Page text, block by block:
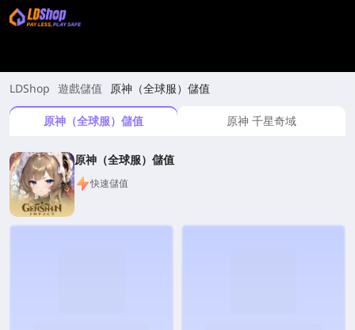
LDShop 遊戲儲值 原神（全球服）儲值
原神（全球服）儲值 原神 千星奇域
原神（全球服）儲值
快速儲值